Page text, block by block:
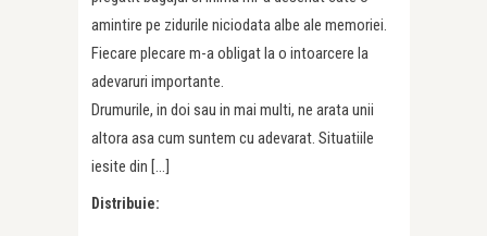
amintire pe zidurile niciodata albe ale memoriei.
Fiecare plecare m-a obligat la o intoarcere la
adevaruri importante.
Drumurile, in doi sau in mai multi, ne arata unii
altora asa cum suntem cu adevarat. Situatiile
iesite din […]
Distribuie: